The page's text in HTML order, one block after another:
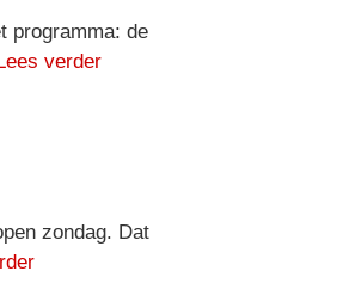
programma: de
verder
zondag. Dat